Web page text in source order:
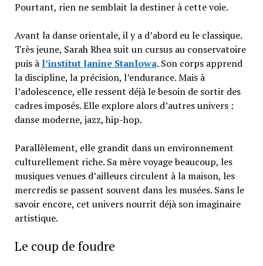
Pourtant, rien ne semblait la destiner à cette voie.
Avant la danse orientale, il y a d’abord eu le classique.
Très jeune, Sarah Rhea suit un cursus au conservatoire
puis à l’institut Janine Stanlowa. Son corps apprend
la discipline, la précision, l’endurance. Mais à
l’adolescence, elle ressent déjà le besoin de sortir des
cadres imposés. Elle explore alors d’autres univers :
danse moderne, jazz, hip-hop.
Parallèlement, elle grandit dans un environnement
culturellement riche. Sa mère voyage beaucoup, les
musiques venues d’ailleurs circulent à la maison, les
mercredis se passent souvent dans les musées. Sans le
savoir encore, cet univers nourrit déjà son imaginaire
artistique.
Le coup de foudre